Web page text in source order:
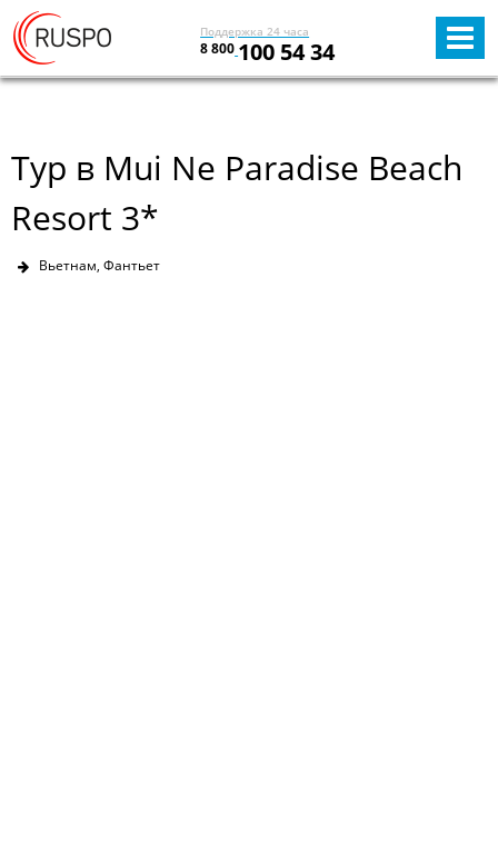
Поддержка 24 часа
8 800 100 54 34
Тур в Mui Ne Paradise Beach
Resort 3*
Вьетнам, Фантьет